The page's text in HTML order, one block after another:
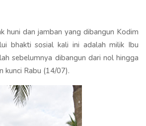
huni dan jamban yang dibangun Kodim
bhakti sosial kali ini adalah milik Ibu
sebelumnya dibangun dari nol hingga
kunci Rabu (14/07).